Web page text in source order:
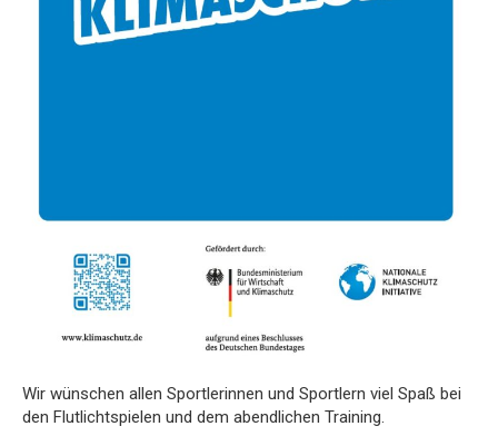
Wir wünschen allen Sportlerinnen und Sportlern viel Spaß bei
den Flutlichtspielen und dem abendlichen Training.